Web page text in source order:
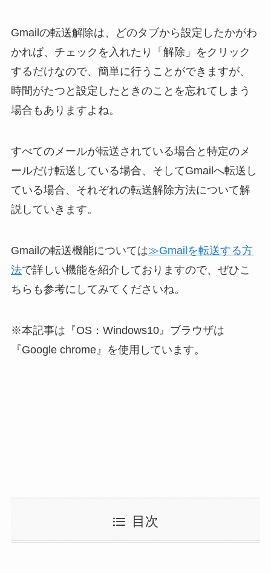
Gmailの転送解除は、どのタブから設定したかがわ
かれば、チェックを入れたり「解除」をクリック
するだけなので、簡単に行うことができますが、
時間がたつと設定したときのことを忘れてしまう
場合もありますよね。
すべてのメールが転送されている場合と特定のメ
ールだけ転送している場合、そしてGmailへ転送し
ている場合、それぞれの転送解除方法について解
説していきます。
Gmailの転送機能については≫Gmailを転送する方
法で詳しい機能を紹介しておりますので、ぜひこ
ちらも参考にしてみてくださいね。
※本記事は『OS：Windows10』ブラウザは
『Google chrome』を使用しています。
目次